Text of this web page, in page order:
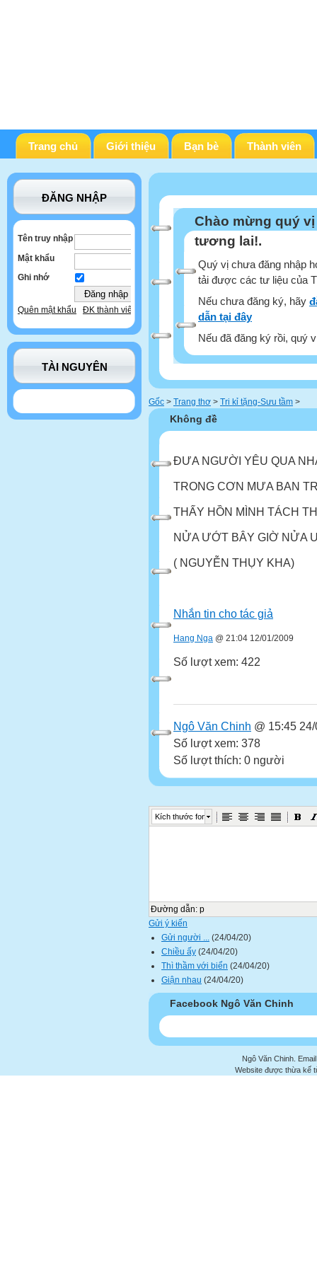
Trang chủ Giới thiệu Bạn bè Thành viên
ĐĂNG NHẬP
Tên truy nhập
Mật khẩu
Ghi nhớ
Quên mật khẩu ĐK thành viên
TÀI NGUYÊN
Chào mừng quý
tương lai!.
Quý vị chưa đăng nhập
tải được các tư liệu của
Nếu chưa đăng ký, hãy
dẫn tại đây
Nếu đã đăng ký rồi, quý
Gốc > Trang thơ > Tri kỉ tặng-Sưu tầm >
Không đề
ĐƯA NGƯỜI YÊU QUA
TRONG CƠN MƯA BAN
THẤY HỒN MÌNH TÁCH
NỬA ƯỚT BÂY GIỜ NỬA
( NGUYỄN THỤY KHA)
Nhắn tin cho tác giả
Hang Nga @ 21:04 12/01/2009
Số lượt xem: 422
Ngô Văn Chinh @ 15:45
Số lượt xem: 378
Số lượt thích: 0 người
Kích thước font
Đường dẫn: p
Gửi ý kiến
Gửi người ...
(24/04/20)
Chiều ấy (24/04/20)
Thì thầm với biển (24/04/20)
Giận nhau (24/04/20)
Facebook Ngô Văn Chinh
Ngô Văn Chinh.
Website được thừa kế